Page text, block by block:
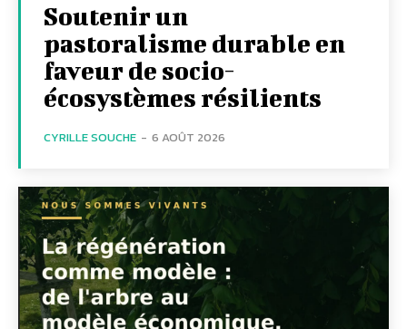
Soutenir un
pastoralisme durable en
faveur de socio-
écosystèmes résilients
CYRILLE SOUCHE - 6 AOÛT 2026